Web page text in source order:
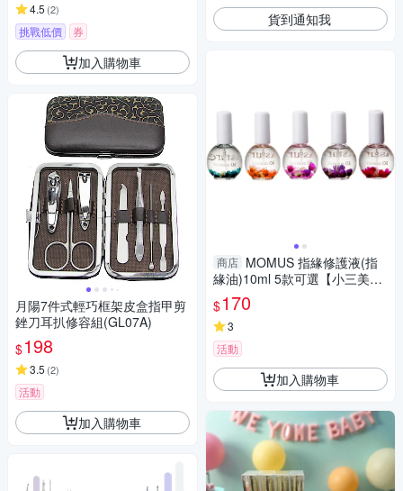
4.5 (2)
挑戰低價 券
加入購物車
月陽7件式輕巧框架皮盒指甲剪
銼刀耳扒修容組(GL07A)
$198
3.5 (2)
活動
加入購物車
貨到通知我
商店 MOMUS 指緣修護液(指
緣油)10ml 5款可選【小三美
日】D120021
$170
3
活動
加入購物車